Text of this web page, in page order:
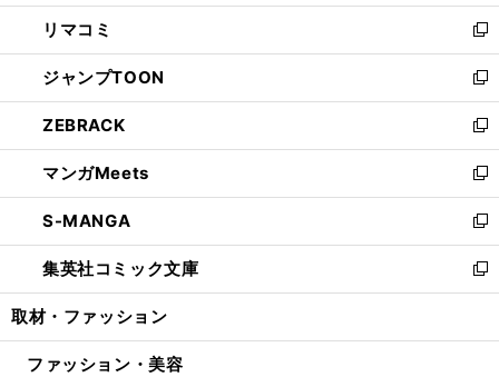
ウ
で
開
く
ン
ド
ウ
で
開
く
ウ
ィ
ン
ド
ウ
で
開
く
し
い
ウ
ィ
ン
ド
ウ
で
開
く
リマコミ
新
し
い
ウ
ィ
ン
ド
ウ
で
開
く
ジャンプTOON
新
し
い
ウ
ィ
ン
ド
ウ
で
開
ZEBRACK
新
し
い
ウ
ィ
ン
ド
ウ
開
マンガMeets
新
し
い
ウ
ィ
ン
ウ
S-MANGA
新
し
い
ウ
ン
集英社コミック文庫
新
し
ウ
取材・ファッション
ファッション・美容